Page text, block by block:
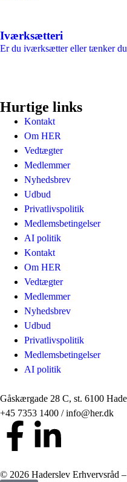
Iværksætteri
Er du iværksætter eller tænker du
Hurtige links
Kontakt
Om HER
Vedtægter
Medlemmer
Nyhedsbrev
Udbud
Privatlivspolitik
Medlemsbetingelser
AI politik
Kontakt
Om HER
Vedtægter
Medlemmer
Nyhedsbrev
Udbud
Privatlivspolitik
Medlemsbetingelser
AI politik
Gåskærgade 28 C, st. 6100
+45 7353 1400 / info@her.dk
© 2026 Haderslev Erhvervsråd